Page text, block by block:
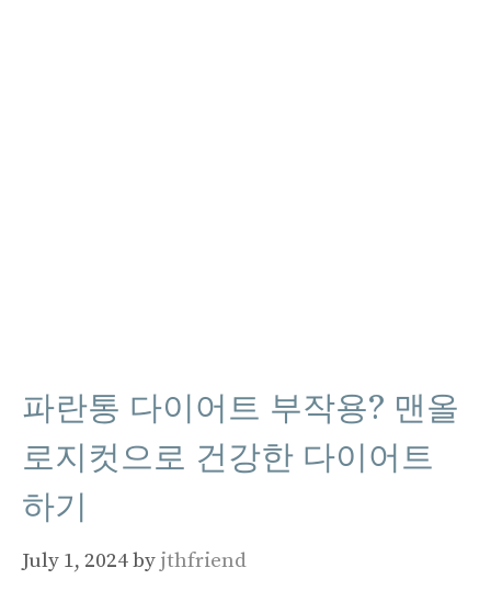
파란통 다이어트 부작용? 맨올
로지컷으로 건강한 다이어트
하기
July 1, 2024by jthfriend